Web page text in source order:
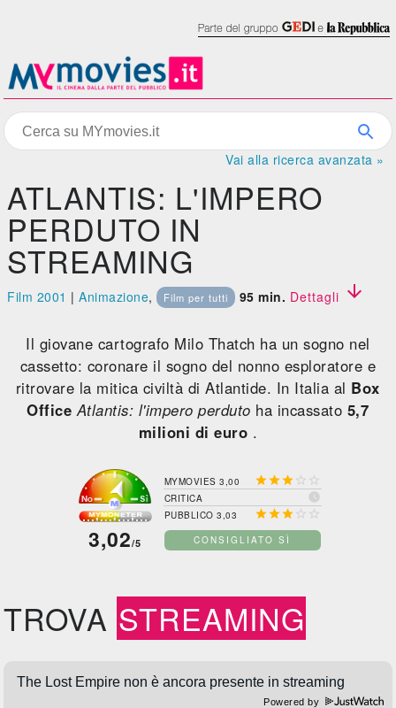
Vai alla ricerca avanzata »
ATLANTIS: L'IMPERO
PERDUTO IN
STREAMING
Film 2001 |Animazione, Film per tutti 95 min. Dettagli 
Il giovane cartografo Milo Thatch ha un sogno nel
cassetto: coronare il sogno del nonno esploratore e
ritrovare la mitica civiltà di Atlantide. In Italia al Box
Office Atlantis: l'impero perduto ha incassato 5,7
milioni di euro .
3,02/5
MYMOVIES 3,00   
CRITICA 
PUBBLICO 3,03   
CONSIGLIATO SÌ
TROVA STREAMING
Powered by